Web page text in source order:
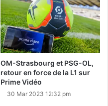
OM-Strasbourg et PSG-OL,
retour en force de la L1 sur
Prime Vidéo
30 Mar 2023 12:32 pm